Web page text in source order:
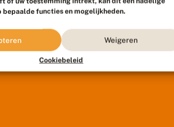
bepaalde functies en mogelijkheden.
Weigeren
Cookiebeleid